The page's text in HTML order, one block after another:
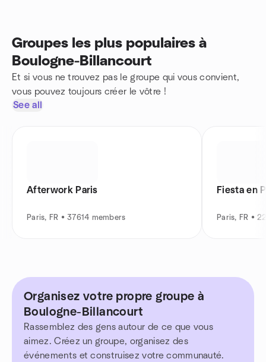
Groupes les plus populaires à
Boulogne-Billancourt
Et si vous ne trouvez pas le groupe qui vous convient,
vous pouvez toujours créer le vôtre !
See all
Afterwork Paris
Paris, FR • 37614 members
Fiesta en
Paris, FR •
Organisez votre propre groupe à
Boulogne-Billancourt
Rassemblez des gens autour de ce que vous
aimez. Créez un groupe, organisez des
événements et construisez votre communauté.